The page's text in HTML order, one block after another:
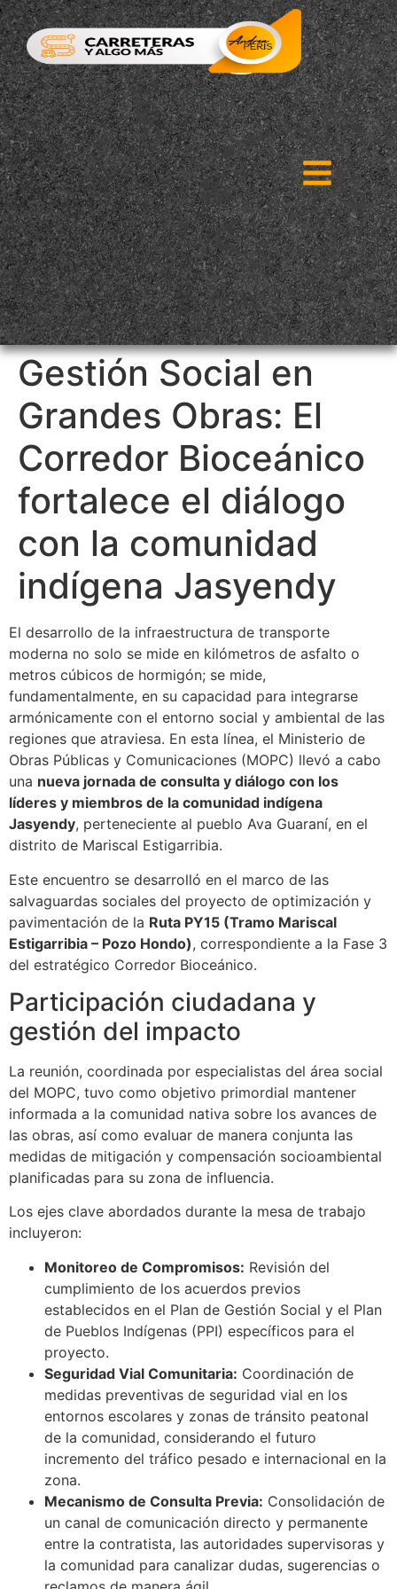
Gestión Social en
Grandes Obras: El
Corredor Bioceánico
fortalece el diálogo
con la comunidad
indígena Jasyendy
El desarrollo de la infraestructura de transporte
moderna no solo se mide en kilómetros de asfalto o
metros cúbicos de hormigón; se mide,
fundamentalmente, en su capacidad para integrarse
armónicamente con el entorno social y ambiental de las
regiones que atraviesa. En esta línea, el Ministerio de
Obras Públicas y Comunicaciones (MOPC) llevó a cabo
una nueva jornada de consulta y diálogo con los
líderes y miembros de la comunidad indígena
Jasyendy, perteneciente al pueblo Ava Guaraní, en el
distrito de Mariscal Estigarribia.
Este encuentro se desarrolló en el marco de las
salvaguardas sociales del proyecto de optimización y
pavimentación de la Ruta PY15 (Tramo Mariscal
Estigarribia – Pozo Hondo), correspondiente a la Fase 3
del estratégico Corredor Bioceánico.
Participación ciudadana y
gestión del impacto
La reunión, coordinada por especialistas del área social
del MOPC, tuvo como objetivo primordial mantener
informada a la comunidad nativa sobre los avances de
las obras, así como evaluar de manera conjunta las
medidas de mitigación y compensación socioambiental
planificadas para su zona de influencia.
Los ejes clave abordados durante la mesa de trabajo
incluyeron:
Monitoreo de Compromisos: Revisión del
cumplimiento de los acuerdos previos
establecidos en el Plan de Gestión Social y el Plan
de Pueblos Indígenas (PPI) específicos para el
proyecto.
Seguridad Vial Comunitaria: Coordinación de
medidas preventivas de seguridad vial en los
entornos escolares y zonas de tránsito peatonal
de la comunidad, considerando el futuro
incremento del tráfico pesado e internacional en la
zona.
Mecanismo de Consulta Previa: Consolidación de
un canal de comunicación directo y permanente
entre la contratista, las autoridades supervisoras y
la comunidad para canalizar dudas, sugerencias o